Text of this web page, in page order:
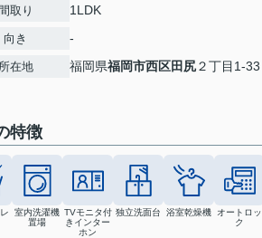
間取り 1LDK
向き -
所在地 福岡県福岡市西区田尻２丁目1-33
特徴
室内洗濯機
置場
TVモニタ付
きインター
ホン
独立洗面台 浴室乾燥機
オートロッ
ク